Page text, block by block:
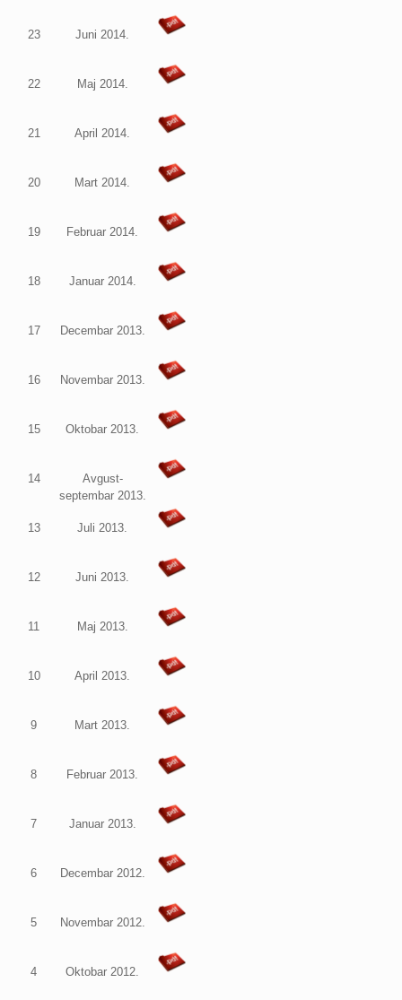
23 Juni 2014.
22 Maj 2014.
21 April 2014.
20 Mart 2014.
19 Februar 2014.
18 Januar 2014.
17 Decembar 2013.
16 Novembar 2013.
15 Oktobar 2013.
14
Avgust-
septembar 2013.
13 Juli 2013.
12 Juni 2013.
11 Maj 2013.
10 April 2013.
9 Mart 2013.
8 Februar 2013.
7 Januar 2013.
6 Decembar 2012.
5 Novembar 2012.
4 Oktobar 2012.